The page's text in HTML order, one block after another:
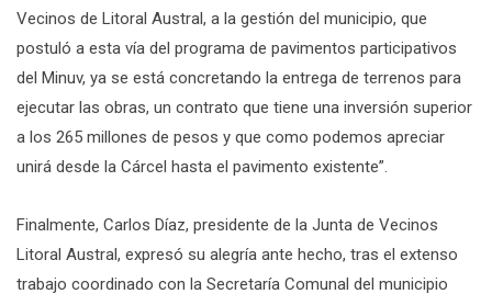
Vecinos de Litoral Austral, a la gestión del municipio, que
postuló a esta vía del programa de pavimentos participativos
del Minuv, ya se está concretando la entrega de terrenos para
ejecutar las obras, un contrato que tiene una inversión superior
a los 265 millones de pesos y que como podemos apreciar
unirá desde la Cárcel hasta el pavimento existente”.
Finalmente, Carlos Díaz, presidente de la Junta de Vecinos
Litoral Austral, expresó su alegría ante hecho, tras el extenso
trabajo coordinado con la Secretaría Comunal del municipio